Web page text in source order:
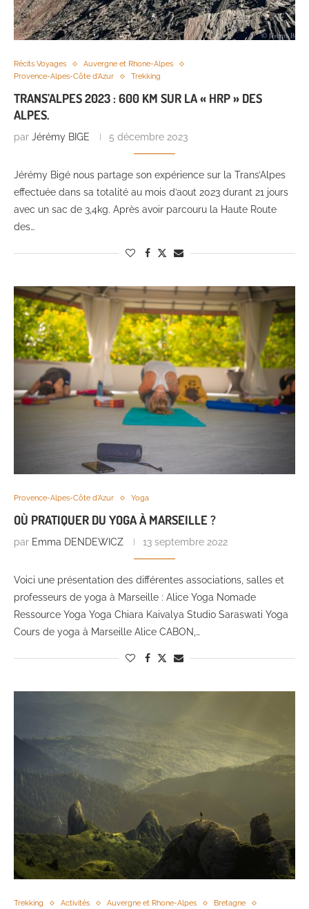
Récits Voyages
Auvergne et Rhone-Alpes
Provence-Alpes-Côte d'Azur
Trekking
TRANS’ALPES 2023 : 600 KM SUR LA « HRP » DES
ALPES.
par Jérémy BIGE 5 décembre 2023
Jérémy Bigé nous partage son expérience sur la Trans’Alpes
effectuée dans sa totalité au mois d’aout 2023 durant 21 jours
avec un sac de 3,4kg. Après avoir parcouru la Haute Route
des…
Provence-Alpes-Côte d'Azur Yoga
OÙ PRATIQUER DU YOGA À MARSEILLE ?
par Emma DENDEWICZ 13 septembre 2022
Voici une présentation des différentes associations, salles et
professeurs de yoga à Marseille : Alice Yoga Nomade
Ressource Yoga Yoga Chiara Kaivalya Studio Saraswati Yoga
Cours de yoga à Marseille Alice CABON,…
Trekking Activités Auvergne et Rhone-Alpes
Bretagne